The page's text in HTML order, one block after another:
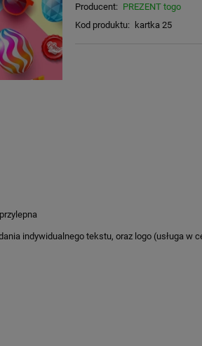
Producent: PREZENT togo
Kod produktu: kartka 25
indywidualnego tekstu, oraz logo (usługa w